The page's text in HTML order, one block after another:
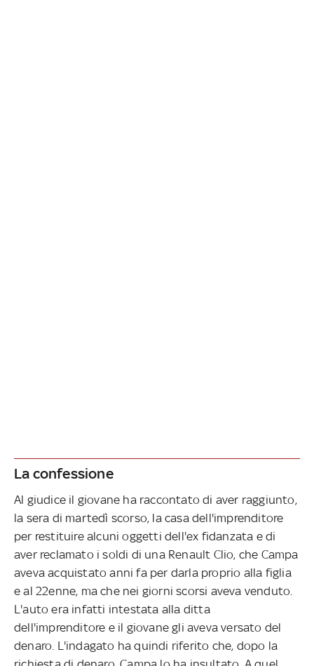
La confessione
Al giudice il giovane ha raccontato di aver raggiunto,
la sera di martedì scorso, la casa dell'imprenditore
per restituire alcuni oggetti dell'ex fidanzata e di
aver reclamato i soldi di una Renault Clio, che Campa
aveva acquistato anni fa per darla proprio alla figlia
e al 22enne, ma che nei giorni scorsi aveva venduto.
L'auto era infatti intestata alla ditta
dell'imprenditore e il giovane gli aveva versato del
denaro. L'indagato ha quindi riferito che, dopo la